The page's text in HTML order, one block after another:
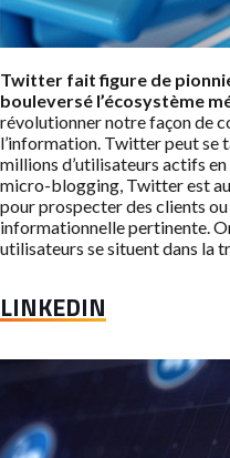
Twitter fait figure de
bouleversé l’écosystème
révolutionner notre façon de
l’information. Twitter peut se
millions d’utilisateurs actifs
micro-blogging, Twitter est
pour prospecter des clients
informationnelle pertinente.
utilisateurs se situent dans la
LINKEDIN